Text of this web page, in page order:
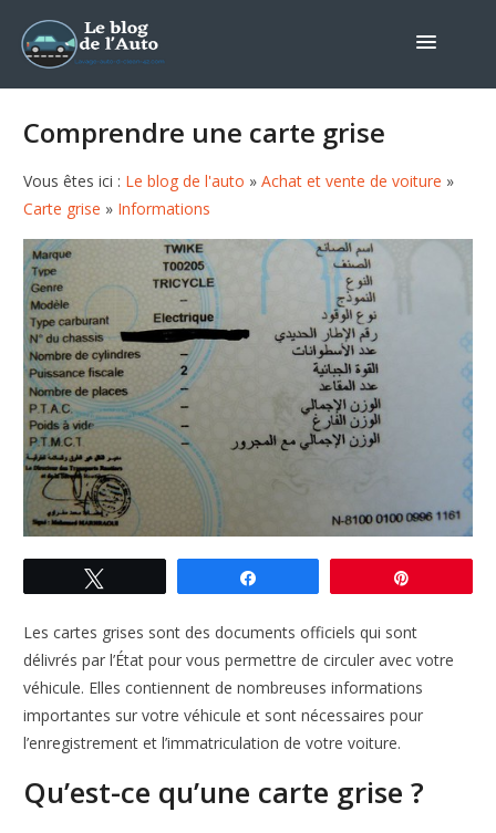
Comprendre une carte grise
Vous êtes ici : Le blog de l'auto »Achat et vente de voiture »
Carte grise » Informations
Les cartes grises sont des documents officiels qui sont
délivrés par l’État pour vous permettre de circuler avec votre
véhicule. Elles contiennent de nombreuses informations
importantes sur votre véhicule et sont nécessaires pour
l’enregistrement et l’immatriculation de votre voiture.
Qu’est-ce qu’une carte grise ?